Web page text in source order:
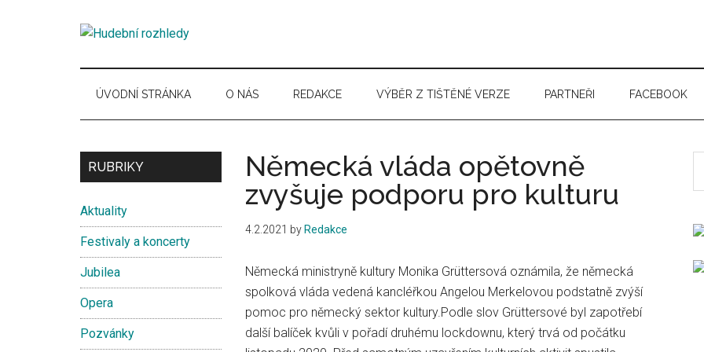
Hudební
rozhledy
pro
hudební
ÚVODNÍ STRÁNKA O NÁS REDAKCE VÝBĚR Z TIŠTĚNÉ VERZE PARTNEŘI FACEBOOK
Německá vláda opětovně
zvyšuje podporu pro kulturu
4.2.2021 by Redakce
Německá ministryně kultury Monika Grüttersová oznámila, že německá
spolková vláda vedená kancléřkou Angelou Merkelovou podstatně zvýší
pomoc pro německý sektor kultury.Podle slov Grüttersové byl zapotřebí
další balíček kvůli v pořadí druhému lockdownu, který trvá od počátku
...
Secondary
RUBRIKY
Aktuality
Festivaly a koncerty
Jubilea
Opera
Pozvánky